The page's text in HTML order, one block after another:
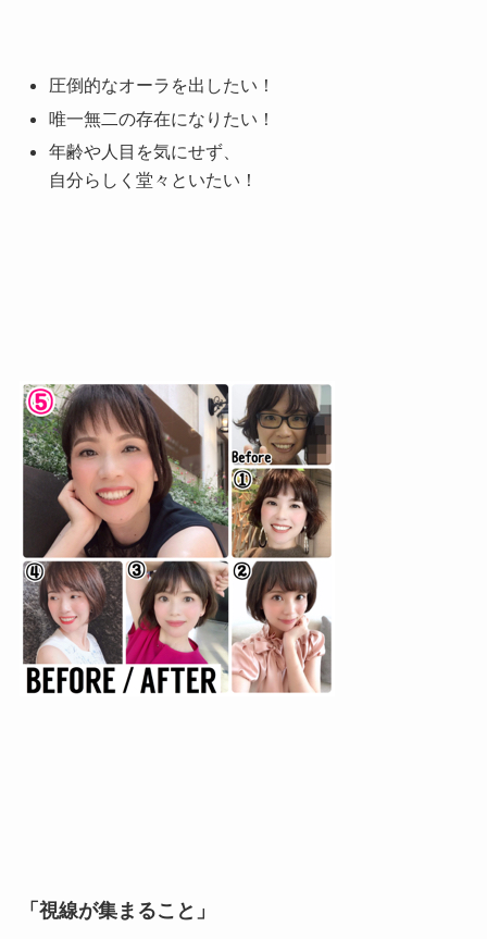
圧倒的なオーラを出したい！
唯一無二の存在になりたい！
年齢や人目を気にせず、
自分らしく堂々といたい！
「視線が集まること」